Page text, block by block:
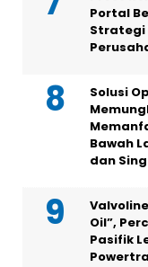
Portal
Strategi
Solusi
Bawah
dan
Oil”,
Pasifik